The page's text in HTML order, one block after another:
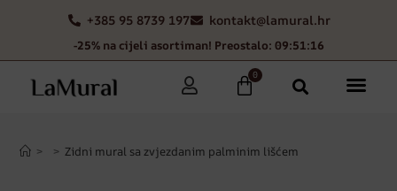
+385 95 8739 197 kontakt@lamural.hr
-25% na cijeli asortiman! Preostalo: 09:51:15
0
> > Zidni mural sa zvjezdanim palminim lišćem